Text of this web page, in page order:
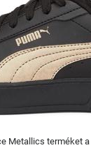
Metallics terméket